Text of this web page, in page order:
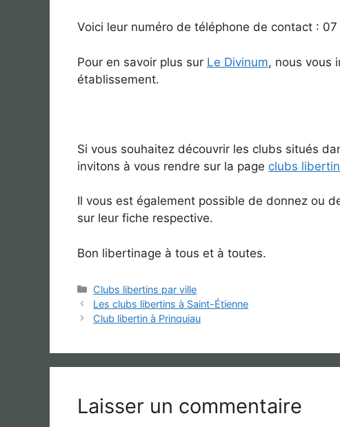
Voici leur numéro de téléphone de contact : 07
Pour en savoir plus sur Le Divinum, nous vous
établissement.
Si vous souhaitez découvrir les clubs situés
invitons à vous rendre sur la page clubs
Il vous est également possible de donnez ou
sur leur fiche respective.
Bon libertinage à tous et à toutes.
Catégories
Clubs libertins par ville
Les clubs libertins à Saint-Étienne
Club libertin à Prinquiau
Laisser un commentaire